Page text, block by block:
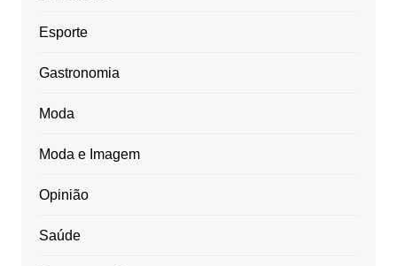
Esporte
Gastronomia
Moda
Moda e Imagem
Opinião
Saúde